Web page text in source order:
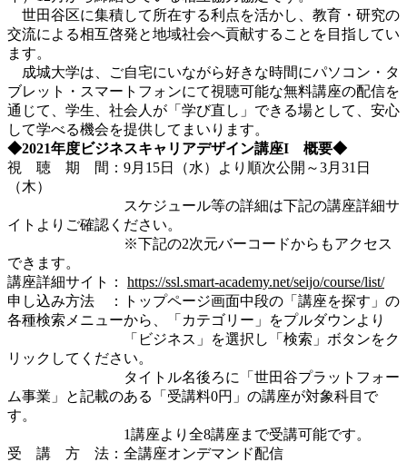
世田谷区に集積して所在する利点を活かし、教育・研究の
交流による相互啓発と地域社会へ貢献することを目指してい
ます。
成城大学は、ご自宅にいながら好きな時間にパソコン・タ
ブレット・スマートフォンにて視聴可能な無料講座の配信を
通じて、学生、社会人が「学び直し」できる場として、安心
して学べる機会を提供してまいります。
◆2021年度ビジネスキャリアデザイン講座I 概要◆
視 聴 期 間：9月15日（水）より順次公開～3月31日
（木）
スケジュール等の詳細は下記の講座詳細サ
イトよりご確認ください。
※下記の2次元バーコードからもアクセス
できます。
講座詳細サイト： https://ssl.smart-academy.net/seijo/course/list/
申し込み方法 ：トップページ画面中段の「講座を探す」の
各種検索メニューから、「カテゴリー」をプルダウンより
「ビジネス」を選択し「検索」ボタンをク
リックしてください。
タイトル名後ろに「世田谷プラットフォー
ム事業」と記載のある「受講料0円」の講座が対象科目で
す。
1講座より全8講座まで受講可能です。
受 講 方 法：全講座オンデマンド配信